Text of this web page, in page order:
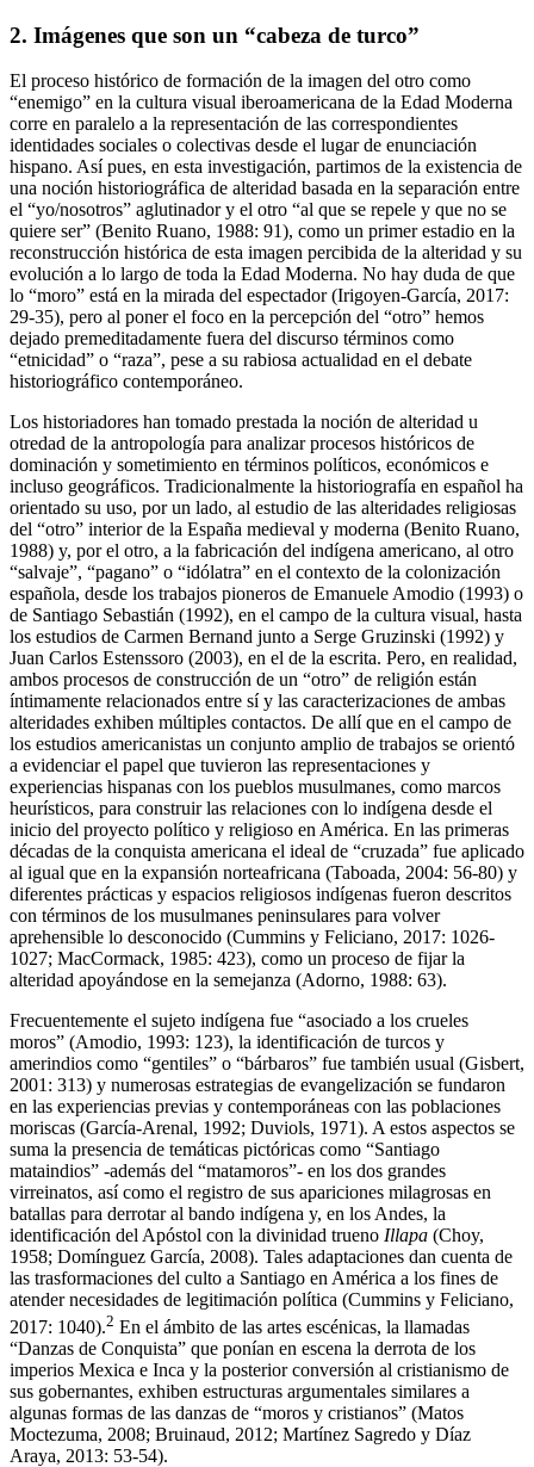
2. Imágenes que son un “cabeza de turco”
El proceso histórico de formación de la imagen del otro como
“enemigo” en la cultura visual iberoamericana de la Edad Moderna
corre en paralelo a la representación de las correspondientes
identidades sociales o colectivas desde el lugar de enunciación
hispano. Así pues, en esta investigación, partimos de la existencia de
una noción historiográfica de alteridad basada en la separación entre
el “yo/nosotros” aglutinador y el otro “al que se repele y que no se
quiere ser” (Benito Ruano, 1988: 91), como un primer estadio en la
reconstrucción histórica de esta imagen percibida de la alteridad y su
evolución a lo largo de toda la Edad Moderna. No hay duda de que
lo “moro” está en la mirada del espectador (Irigoyen-García, 2017:
29-35), pero al poner el foco en la percepción del “otro” hemos
dejado premeditadamente fuera del discurso términos como
“etnicidad” o “raza”, pese a su rabiosa actualidad en el debate
historiográfico contemporáneo.
Los historiadores han tomado prestada la noción de alteridad u
otredad de la antropología para analizar procesos históricos de
dominación y sometimiento en términos políticos, económicos e
incluso geográficos. Tradicionalmente la historiografía en español ha
orientado su uso, por un lado, al estudio de las alteridades religiosas
del “otro” interior de la España medieval y moderna (Benito Ruano,
1988) y, por el otro, a la fabricación del indígena americano, al otro
“salvaje”, “pagano” o “idólatra” en el contexto de la colonización
española, desde los trabajos pioneros de Emanuele Amodio (1993) o
de Santiago Sebastián (1992), en el campo de la cultura visual, hasta
los estudios de Carmen Bernand junto a Serge Gruzinski (1992) y
Juan Carlos Estenssoro (2003), en el de la escrita. Pero, en realidad,
ambos procesos de construcción de un “otro” de religión están
íntimamente relacionados entre sí y las caracterizaciones de ambas
alteridades exhiben múltiples contactos. De allí que en el campo de
los estudios americanistas un conjunto amplio de trabajos se orientó
a evidenciar el papel que tuvieron las representaciones y
experiencias hispanas con los pueblos musulmanes, como marcos
heurísticos, para construir las relaciones con lo indígena desde el
inicio del proyecto político y religioso en América. En las primeras
décadas de la conquista americana el ideal de “cruzada” fue aplicado
al igual que en la expansión norteafricana (Taboada, 2004: 56-80) y
diferentes prácticas y espacios religiosos indígenas fueron descritos
con términos de los musulmanes peninsulares para volver
aprehensible lo desconocido (Cummins y Feliciano, 2017: 1026-
1027; MacCormack, 1985: 423), como un proceso de fijar la
alteridad apoyándose en la semejanza (Adorno, 1988: 63).
Frecuentemente el sujeto indígena fue “asociado a los crueles
moros” (Amodio, 1993: 123), la identificación de turcos y
amerindios como “gentiles” o “bárbaros” fue también usual (Gisbert,
2001: 313) y numerosas estrategias de evangelización se fundaron
en las experiencias previas y contemporáneas con las poblaciones
moriscas (García-Arenal, 1992; Duviols, 1971). A estos aspectos se
suma la presencia de temáticas pictóricas como “Santiago
mataindios” -además del “matamoros”- en los dos grandes
virreinatos, así como el registro de sus apariciones milagrosas en
batallas para derrotar al bando indígena y, en los Andes, la
identificación del Apóstol con la divinidad trueno Illapa (Choy,
1958; Domínguez García, 2008). Tales adaptaciones dan cuenta de
las trasformaciones del culto a Santiago en América a los fines de
atender necesidades de legitimación política (Cummins y Feliciano,
2017: 1040).2 En el ámbito de las artes escénicas, la llamadas
“Danzas de Conquista” que ponían en escena la derrota de los
imperios Mexica e Inca y la posterior conversión al cristianismo de
sus gobernantes, exhiben estructuras argumentales similares a
algunas formas de las danzas de “moros y cristianos” (Matos
Moctezuma, 2008; Bruinaud, 2012; Martínez Sagredo y Díaz
Araya, 2013: 53-54).